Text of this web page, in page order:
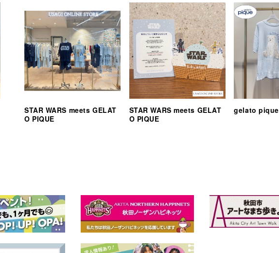
STAR WARS meets GELAT
O PIQUE
STAR WARS meets GELAT
O PIQUE
gelato pique